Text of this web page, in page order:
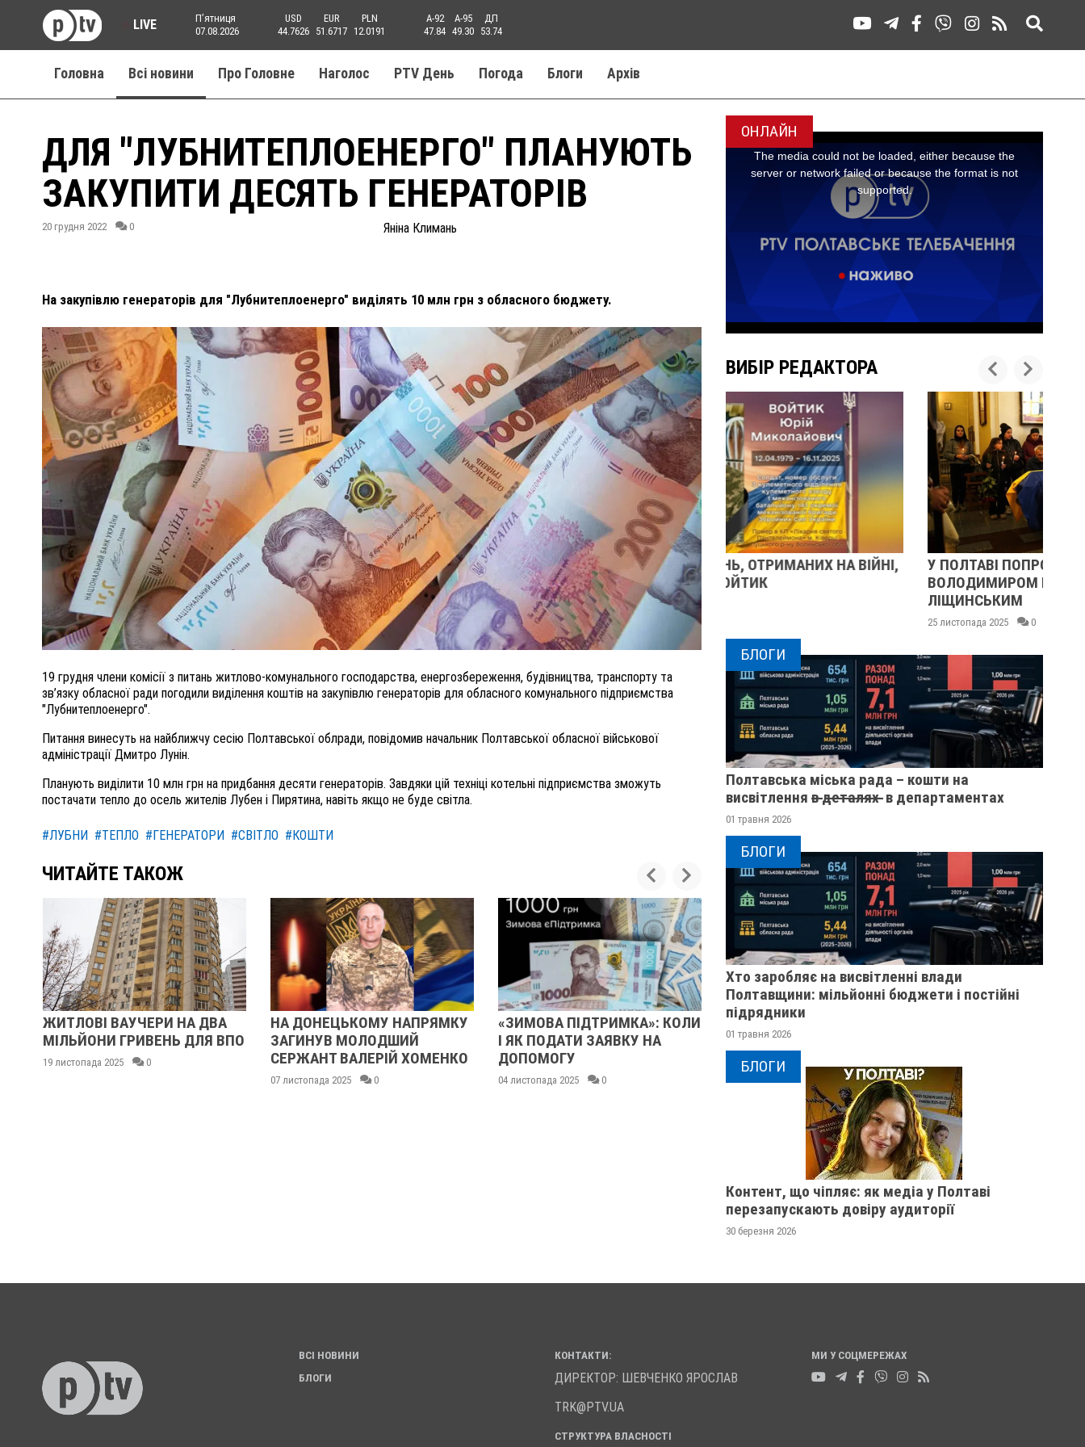
LIVE
Пʼятниця
07.08.2026
USD
44.7626
EUR
51.6717
PLN
12.0191
A-92
47.84
A-95
49.30
ДП
53.74
Головна Всі новини Про Головне Наголос PTV День Погода Блоги Aрхів
ДЛЯ "ЛУБНИТЕПЛОЕНЕРГО" ПЛАНУЮТЬ
ЗАКУПИТИ ДЕСЯТЬ ГЕНЕРАТОРІВ
20 грудня 2022 0 Яніна Климань
На закупівлю генераторів для "Лубнитеплоенерго" виділять 10 млн грн з обласного бюджету.
19 грудня члени комісії з питань житлово-комунального господарства, енергозбереження, будівництва, транспорту та
зв’язку обласної ради погодили виділення коштів на закупівлю генераторів для обласного комунального підприємства
"Лубнитеплоенерго".
Питання винесуть на найближчу сесію Полтавської облради, повідомив начальник Полтавської обласної військової
адміністрації Дмитро Лунін.
Планують виділити 10 млн грн на придбання десяти генераторів. Завдяки цій техніці котельні підприємства зможуть
постачати тепло до осель жителів Лубен і Пирятина, навіть якщо не буде світла.
#ЛУБНИ #ТЕПЛО #ГЕНЕРАТОРИ #СВІТЛО #КОШТИ
ЧИТАЙТЕ ТАКОЖ
ЖИТЛОВІ ВАУЧЕРИ НА ДВА
МІЛЬЙОНИ ГРИВЕНЬ ДЛЯ ВПО
19 листопада 2025 0
НА ДОНЕЦЬКОМУ НАПРЯМКУ
ЗАГИНУВ МОЛОДШИЙ
СЕРЖАНТ ВАЛЕРІЙ ХОМЕНКО
07 листопада 2025 0
«ЗИМОВА ПІДТРИМКА»: КОЛИ
І ЯК ПОДАТИ ЗАЯВКУ НА
ДОПОМОГУ
04 листопада 2025 0
МАВ КОНТУЗІЇ, АЛЕ ЗНОВУ
ПОВЕРТАВСЯ У СТРІЙ: НА
ПОЛТАВЩИНІ ПОПРОЩАЛИСЯ
ІЗ ВОЇНОМ АРТЕМОМ
ПАЩЕНКОМ
0
09 жовтня 2025
ОНЛАЙН
ВИБІР РЕДАКТОРА
ПОЛІЦІЯ ПОЛТАВЩИНИ РОЗШУКУЄ 62-РІЧНУ
ЛЮДМИЛУ ТИМЧЕНКО
26 листопада 2025 0
ВНАСЛІДОК ПОРАНЕНЬ, ОТРИМАНИХ НА ВІЙНІ,
ПОМЕР ВОЇН ЮРІЙ ВОЙТИК
25 листопада 2025 0
У ПОЛТАВІ ПОПРОЩАЛИСЯ ІЗ ВІЙСЬКОВИМИ
ВОЛОДИМИРОМ КАРЕНГІНИМ ТА ОЛЕГОМ
БЛОГИ
Полтавська міська рада – кошти на
висвітлення в̶ ̶д̶е̶т̶а̶л̶я̶х̶ ̶ в департаментах
01 травня 2026
БЛОГИ
Хто заробляє на висвітленні влади
Полтавщини: мільйонні бюджети і постійні
підрядники
01 травня 2026
БЛОГИ
Контент, що чіпляє: як медіа у Полтаві
перезапускають довіру аудиторії
30 березня 2026
ВСІ НОВИНИ
БЛОГИ
КОНТАКТИ:
ДИРЕКТОР: ШЕВЧЕНКО ЯРОСЛАВ
TRK@PTV.UA
СТРУКТУРА ВЛАСНОСТІ
МИ У СОЦМЕРЕЖАХ